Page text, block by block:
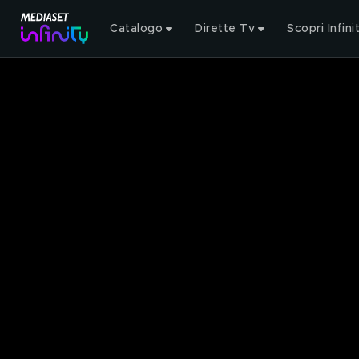
Catalogo Dirette Tv Scopri